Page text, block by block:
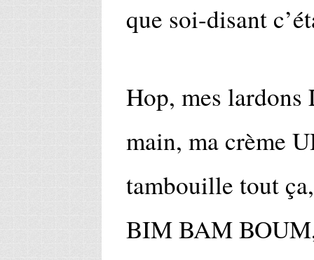
que soi-disant
Hop, mes lardons
main, ma crème
tambouille tout
BIM BAM